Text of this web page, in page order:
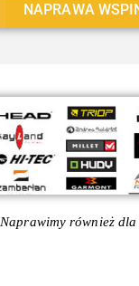
NAPRAWA
Naprawimy również